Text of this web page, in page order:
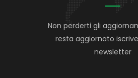
Non perderti gli
resta aggiornato
newsletter